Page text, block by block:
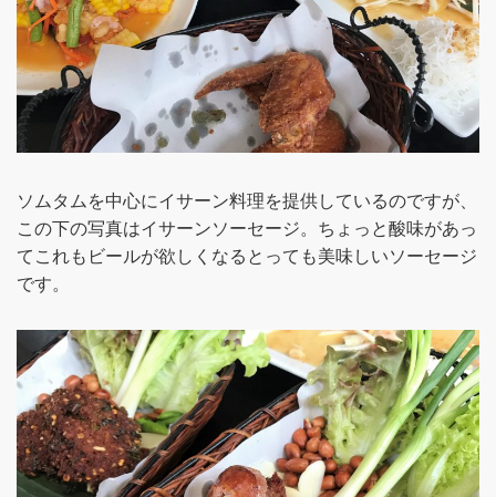
ソムタムを中心にイサーン料理を提供しているのですが、
この下の写真はイサーンソーセージ。ちょっと酸味があっ
てこれもビールが欲しくなるとっても美味しいソーセージ
です。